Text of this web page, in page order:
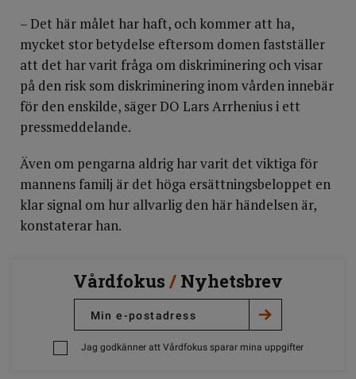
– Det här målet har haft, och kommer att ha,
mycket stor betydelse eftersom domen fastställer
att det har varit fråga om diskriminering och visar
på den risk som diskriminering inom vården innebär
för den enskilde, säger DO Lars Arrhenius i ett
pressmeddelande.
Även om pengarna aldrig har varit det viktiga för
mannens familj är det höga ersättningsbeloppet en
klar signal om hur allvarlig den här händelsen är,
konstaterar han.
Vårdfokus / Nyhetsbrev
Jag godkänner att Vårdfokus sparar mina uppgifter